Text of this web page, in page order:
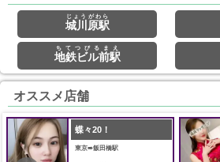
城川原駅
じょうがわら
地鉄ビル前駅
ちてつびるまえ
オススメ店舗
蝶々20！
東京➠飯田橋駅